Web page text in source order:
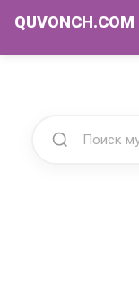
QUVONCH.COM